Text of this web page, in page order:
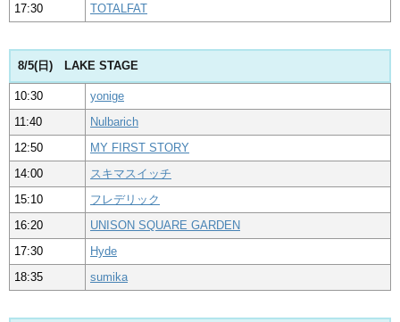
17:30 TOTALFAT
8/5(日) LAKE STAGE
10:30
yonige
11:40
Nulbarich
12:50
MY FIRST STORY
14:00
スキマスイッチ
15:10
フレデリック
16:20
UNISON SQUARE GARDEN
17:30
Hyde
18:35
sumika